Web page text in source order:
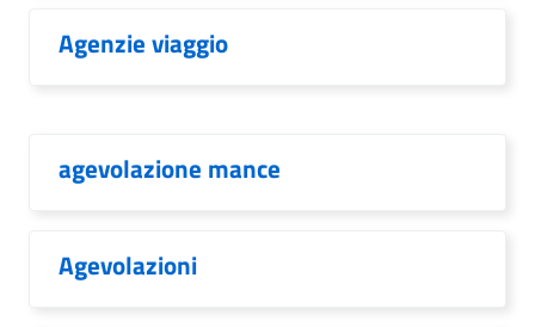
Agenzie viaggio
agevolazione mance
Agevolazioni